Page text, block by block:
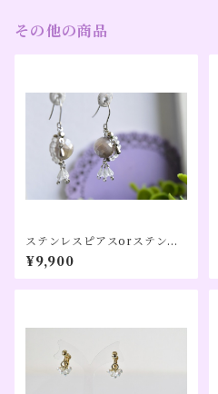
その他の商品
ステンレスピアスorステンレ
スイヤリング｜月食モチーフ
／グレームーンストーン×水晶
／大きめ｜【夜のぬくもり】
¥9,900